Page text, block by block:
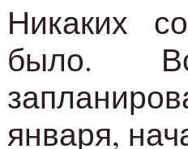
Никаких
было.
января,